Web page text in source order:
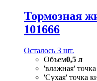
Тормозная
101666
Осталось 3 шт.
Объем0,5 л
'влажная'
'Сухая' точка